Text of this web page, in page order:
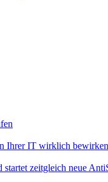
Ihrer IT wirklich bewirken
zeitgleich neue